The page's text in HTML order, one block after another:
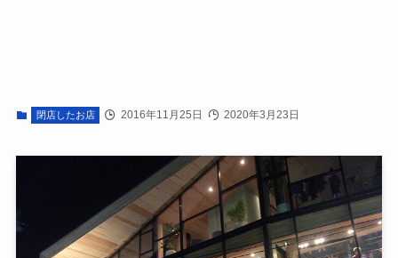
閉店したお店 2016年11月25日 2020年3月23日